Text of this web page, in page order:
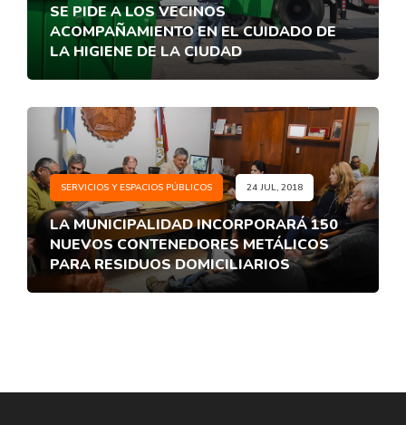
SE PIDE A LOS VECINOS
ACOMPAÑAMIENTO EN EL CUIDADO DE
LA HIGIENE DE LA CIUDAD
SERVICIOS Y ESPACIOS PÚBLICOS 24 JUL, 2018
LA MUNICIPALIDAD INCORPORARÁ 150
NUEVOS CONTENEDORES METÁLICOS
PARA RESIDUOS DOMICILIARIOS